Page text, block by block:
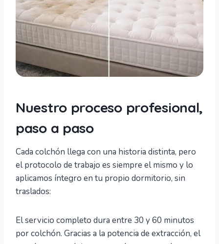
Nuestro proceso profesional,
paso a paso
Cada colchón llega con una historia distinta, pero
el protocolo de trabajo es siempre el mismo y lo
aplicamos íntegro en tu propio dormitorio, sin
traslados:
El servicio completo dura entre 30 y 60 minutos
por colchón. Gracias a la potencia de extracción, el